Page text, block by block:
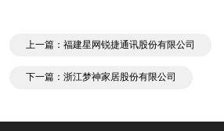
上一篇：福建星网锐捷通讯股份有限公司
下一篇：浙江梦神家居股份有限公司